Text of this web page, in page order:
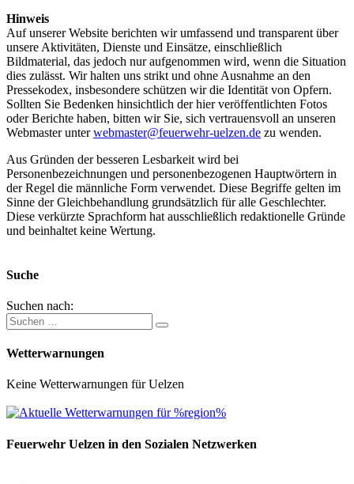
Hinweis
Auf unserer Website berichten wir umfassend und transparent über
unsere Aktivitäten, Dienste und Einsätze, einschließlich
Bildmaterial, das jedoch nur aufgenommen wird, wenn die Situation
dies zulässt. Wir halten uns strikt und ohne Ausnahme an den
Pressekodex, insbesondere schützen wir die Identität von Opfern.
Sollten Sie Bedenken hinsichtlich der hier veröffentlichten Fotos
oder Berichte haben, bitten wir Sie, sich vertrauensvoll an unseren
Webmaster unterwebmaster@feuerwehr-uelzen.de zu wenden.
Aus Gründen der besseren Lesbarkeit wird bei
Personenbezeichnungen und personenbezogenen Hauptwörtern in
der Regel die männliche Form verwendet. Diese Begriffe gelten im
Sinne der Gleichbehandlung grundsätzlich für alle Geschlechter.
Diese verkürzte Sprachform hat ausschließlich redaktionelle Gründe
und beinhaltet keine Wertung.
Suche
Suchen nach:
Wetterwarnungen
Keine Wetterwarnungen für Uelzen
Feuerwehr Uelzen in den Sozialen Netzwerken